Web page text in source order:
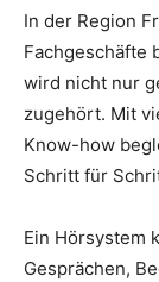
In der Region
Fachgeschäfte
wird nicht nur
zugehört. Mit
Know-how
Schritt für
Ein Hörsystem
Gesprächen,